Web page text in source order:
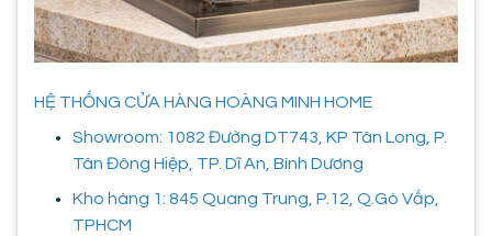
HỆ THỐNG CỬA HÀNG HOÀNG MINH HOME
Showroom: 1082 Đường DT743, KP Tân Long, P.
Tân Đông Hiệp, TP. Dĩ An, Bình Dương
Kho hàng 1: 845 Quang Trung, P.12, Q.Gò Vấp,
TPHCM